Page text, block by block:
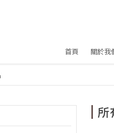
首頁 關於我
所